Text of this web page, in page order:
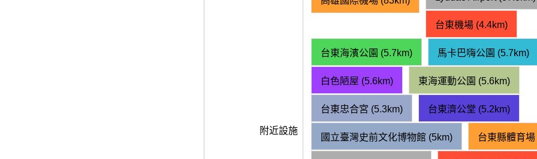
附近設施
台東機場 (4.4km)
台東海濱公園 (5.7km) 馬卡巴嗨公園 (5.7km)
白色陋屋 (5.6km) 東海運動公園 (5.6km)
台東忠合宮 (5.3km) 台東濟公堂 (5.2km)
國立臺灣史前文化博物館 (5km) 台東縣體育